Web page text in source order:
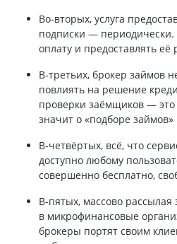
Во-вторых, услуга
подписки — периодически.
оплату и предоставлять её
В-третьих, брокер займов
повлиять на решение
проверки заёмщиков —
значит о «подборе
В-четвёртых, всё, что
доступно любому
совершенно бесплатно,
В-пятых, массово
в микрофинансовые
брокеры портят своим